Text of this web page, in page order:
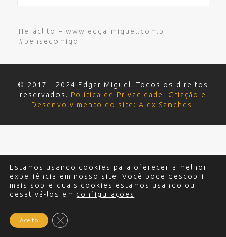
Heráclito – www.edgarmiguel.com.br
#pensecomigo
© 2017 - 2024 Edgar Miguel. Todos os direitos
reservados. Política de Privacidade . Criação e
Desenvolvimento do site: Alex Sanches .
Estamos usando cookies para oferecer a melhor
experiência em nosso site. Você pode descobrir
mais sobre quais cookies estamos usando ou
desativá-los em configurações .
Aceito Close GDPR Cookie Banner